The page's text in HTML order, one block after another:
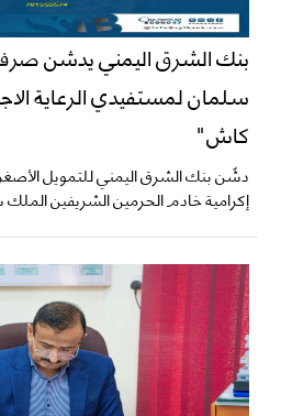
بنك الشرق اليمني يدشن
سلمان لمستفيدي الرعاية
كاش"
دشّن بنك الشرق اليمني للتمويل
إكرامية خادم الحرمين الشريفين